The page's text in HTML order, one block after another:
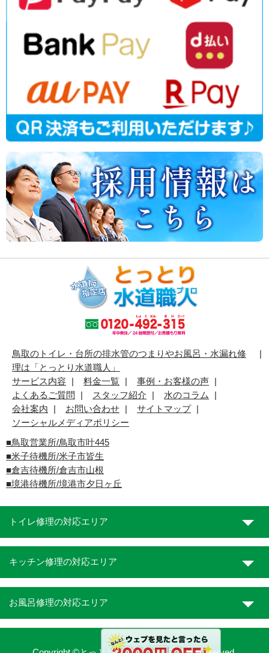
鳥取のトイレ・台所の排水管のつまりやお風呂・水漏れ修
理は「とっとり水道職人」
サービス内容
料金一覧
事例・お客様の声
よくあるご質問
スタッフ紹介
水のコラム
会社案内
お問い合わせ
サイトマップ
ソーシャルメディアポリシー
■鳥取営業所/鳥取市叶445
■米子待機所/米子市皆生
■倉吉待機所/倉吉市山根
■境港待機所/境港市夕日ヶ丘
トイレ修理の対応エリア
キッチン修理の対応エリア
お風呂修理の対応エリア